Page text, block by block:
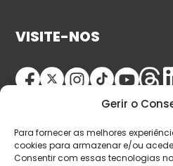
Gerir o
Para fornecer as melhores
cookies para armazenar e/ou
Consentir com essas tecnologias
VISITE-NOS